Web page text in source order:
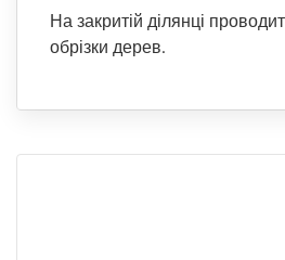
На закритій ділянці
обрізки дерев.